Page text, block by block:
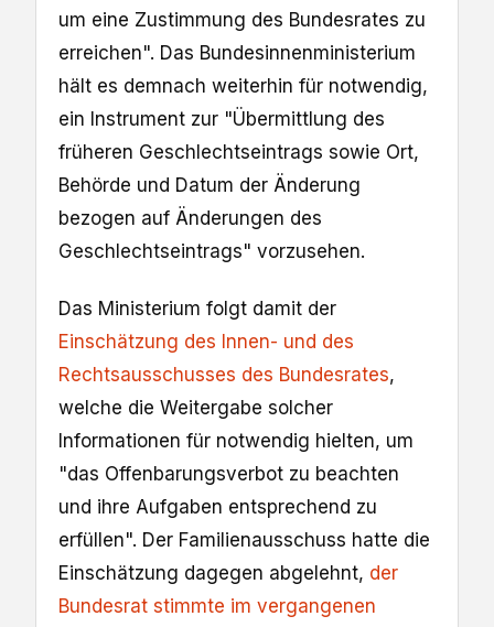
um eine Zustimmung des Bundesrates zu
erreichen". Das Bundesinnenministerium
hält es demnach weiterhin für notwendig,
ein Instrument zur "Übermittlung des
früheren Geschlechtseintrags sowie Ort,
Behörde und Datum der Änderung
bezogen auf Änderungen des
Geschlechtseintrags" vorzusehen.
Das Ministerium folgt damit der
Einschätzung des Innen- und des
Rechtsausschusses des Bundesrates,
welche die Weitergabe solcher
Informationen für notwendig hielten, um
"das Offenbarungsverbot zu beachten
und ihre Aufgaben entsprechend zu
erfüllen". Der Familienausschuss hatte die
Einschätzung dagegen abgelehnt, der
Bundesrat stimmte im vergangenen